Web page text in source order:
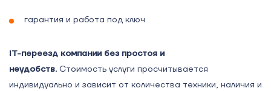
гарантия и работа под ключ.
IT-переезд компании без простоя и
неудобств. Стоимость услуги просчитывается
индивидуально и зависит от количества техники, наличия и